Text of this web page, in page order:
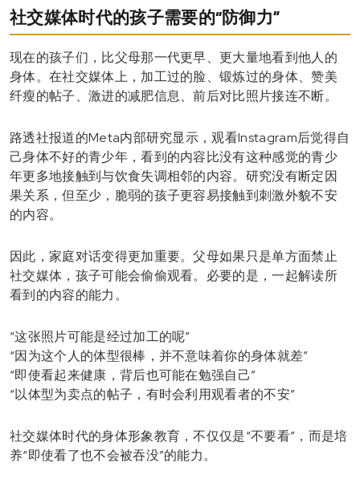
社交媒体时代的孩子需要的“防御力”
现在的孩子们，比父母那一代更早、更大量地看到他人的
身体。在社交媒体上，加工过的脸、锻炼过的身体、赞美
纤瘦的帖子、激进的减肥信息、前后对比照片接连不断。
路透社报道的Meta内部研究显示，观看Instagram后觉得自
己身体不好的青少年，看到的内容比没有这种感觉的青少
年更多地接触到与饮食失调相邻的内容。研究没有断定因
果关系，但至少，脆弱的孩子更容易接触到刺激外貌不安
的内容。
因此，家庭对话变得更加重要。父母如果只是单方面禁止
社交媒体，孩子可能会偷偷观看。必要的是，一起解读所
看到的内容的能力。
“这张照片可能是经过加工的呢”
“因为这个人的体型很棒，并不意味着你的身体就差”
“即使看起来健康，背后也可能在勉强自己”
“以体型为卖点的帖子，有时会利用观看者的不安”
社交媒体时代的身体形象教育，不仅仅是“不要看”，而是培
养“即使看了也不会被吞没”的能力。